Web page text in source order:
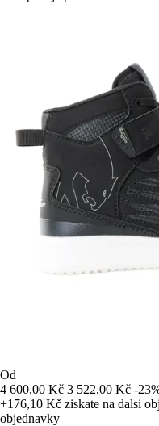
Od
4 600,00 Kč 3 522,00 Kč -
+176,10 Kč ziskate na dalsi
objednavky